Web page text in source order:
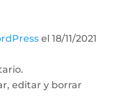
el 18/11/2021
editar y borrar